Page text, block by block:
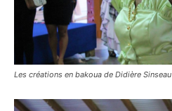
Les créations en bakoua de Didière Sinseau